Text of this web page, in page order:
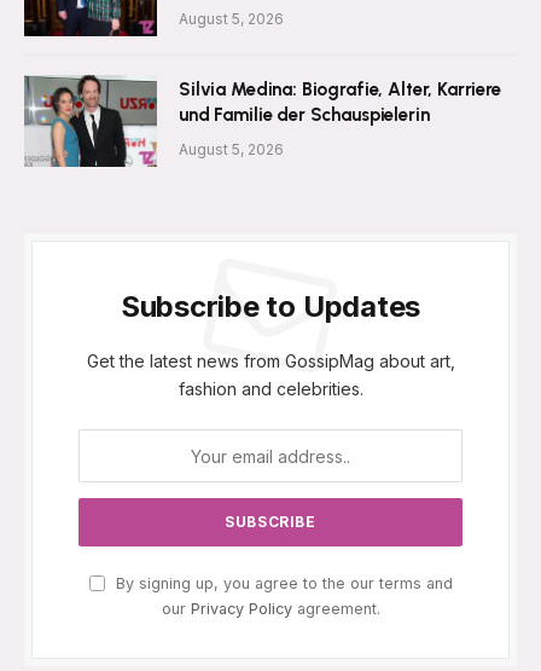
August 5, 2026
Silvia Medina: Biografie, Alter, Karriere
und Familie der Schauspielerin
August 5, 2026
Subscribe to Updates
Get the latest news from GossipMag about art,
fashion and celebrities.
By signing up, you agree to the our terms and
our Privacy Policyagreement.